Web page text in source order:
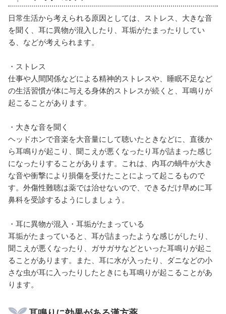
日常生活から考えられる原因としては、ストレス、大きな音
を聞く、耳に異物が混入したり、耳垢がたまったりしてい
る、などが考えられます。
・ストレス
仕事や人間関係などによる精神的ストレスや、睡眠不足など
の生活習慣が体に与える身体的ストレスが続くと、耳鳴りが
起こることがあります。
・大きな音を聞く
ヘッドホンで音楽を大音量にして聴いたときなどに、直後か
ら耳鳴りが起こり、聞こえが悪くなったり耳が詰まった感じ
になったりすることがあります。これは、内耳の蝸牛が大き
な音や衝撃により損傷を受けたことによって起こるもので
す。外傷性難聴は薬では治せないので、できるだけ早めに耳
鼻科を受診するようにしましょう。
・耳に異物が混入・耳垢がたまっている
耳垢がたまっていると、耳が詰まったような感じがしたり、
聞こえが悪くなったり、ガサガサなどといった耳鳴りが起こ
ることがあります。また、耳に水が入ったり、ダニなどの小
さな虫が耳に入ったりしたときにも耳鳴りが起こることがあ
ります。